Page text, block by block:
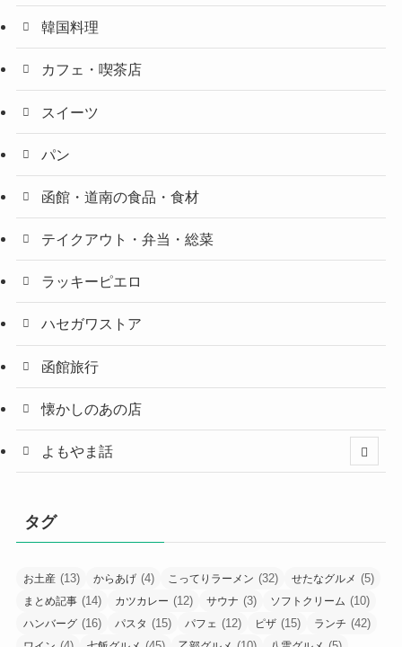
韓国料理
カフェ・喫茶店
スイーツ
パン
函館・道南の食品・食材
テイクアウト・弁当・総菜
ラッキーピエロ
ハセガワストア
函館旅行
懐かしのあの店
よもやま話
タグ
お土産 (13) からあげ (4) こってりラーメン (32) せたなグルメ (5)
まとめ記事 (14) カツカレー (12) サウナ (3) ソフトクリーム (10)
ハンバーグ (16) パスタ (15) パフェ (12) ピザ (15) ランチ (42)